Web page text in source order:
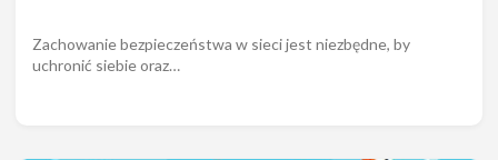
Zachowanie bezpieczeństwa w sieci jest niezbędne, by
uchronić siebie oraz…